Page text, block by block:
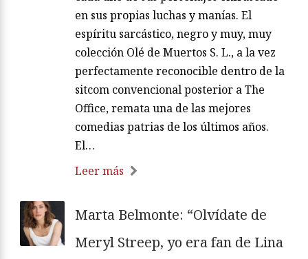
en sus propias luchas y manías. El
espíritu sarcástico, negro y muy, muy
colección Olé de Muertos S. L., a la vez
perfectamente reconocible dentro de la
sitcom convencional posterior a The
Office, remata una de las mejores
comedias patrias de los últimos años.
El…
Leer más
Marta Belmonte: “Olvídate de
Meryl Streep, yo era fan de Lina